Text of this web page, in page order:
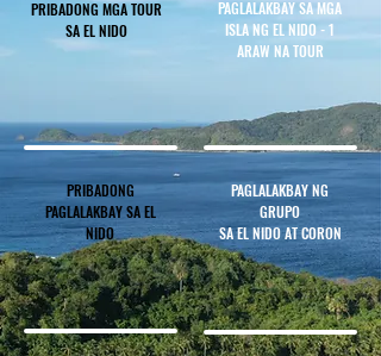
PRIBADONG MGA TOUR
SA EL NIDO
PAGLALAKBAY SA MGA
ISLA NG EL NIDO - 1
ARAW NA TOUR
PRIBADONG
PAGLALAKBAY SA EL
NIDO
PAGLALAKBAY NG
GRUPO
SA EL NIDO AT CORON